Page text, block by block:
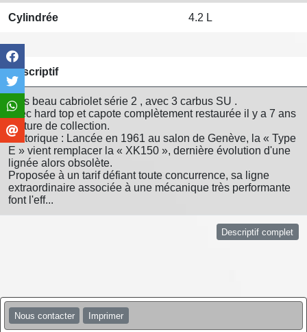
Cylindrée 4.2 L
Descriptif
Très beau cabriolet série 2 , avec 3 carbus SU .
avec hard top et capote complètement restaurée il y a 7 ans
Voiture de collection.
Historique : Lancée en 1961 au salon de Genève, la « Type
E » vient remplacer la « XK150 », dernière évolution d'une
lignée alors obsolète.
Proposée à un tarif défiant toute concurrence, sa ligne
extraordinaire associée à une mécanique très performante
font l'eff...
Descriptif complet
Nous contacter Imprimer